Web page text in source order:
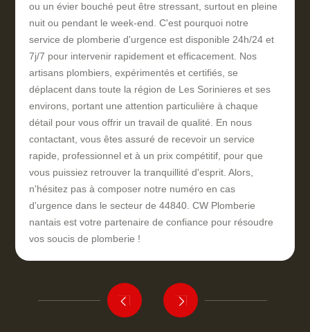
ou un évier bouché peut être stressant, surtout en pleine
nuit ou pendant le week-end. C'est pourquoi notre
service de plomberie d'urgence est disponible 24h/24 et
7j/7 pour intervenir rapidement et efficacement. Nos
artisans plombiers, expérimentés et certifiés, se
déplacent dans toute la région de Les Sorinieres et ses
environs, portant une attention particulière à chaque
détail pour vous offrir un travail de qualité. En nous
contactant, vous êtes assuré de recevoir un service
rapide, professionnel et à un prix compétitif, pour que
vous puissiez retrouver la tranquillité d'esprit. Alors,
n'hésitez pas à composer notre numéro en cas
d'urgence dans le secteur de 44840. CW Plomberie
nantais est votre partenaire de confiance pour résoudre
vos soucis de plomberie !